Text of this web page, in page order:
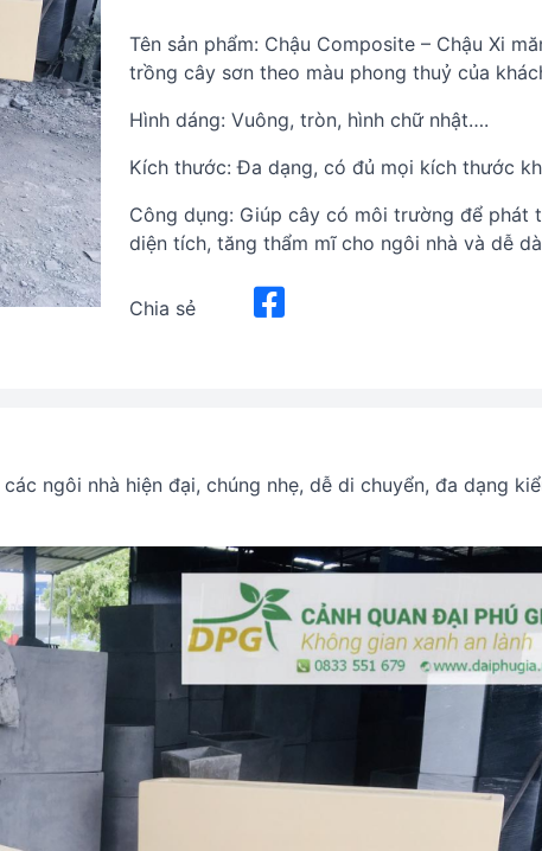
Tên sản phẩm: Chậu Composite – Chậu Xi
trồng cây sơn theo màu phong thuỷ của
Hình dáng: Vuông, tròn, hình chữ nhật….
Kích thước: Đa dạng, có đủ mọi kích thước
Công dụng: Giúp cây có môi trường để phát
diện tích, tăng thẩm mĩ cho ngôi nhà và dễ
Chia sẻ
ngôi nhà hiện đại, chúng nhẹ, dễ di chuyển, đa dạng